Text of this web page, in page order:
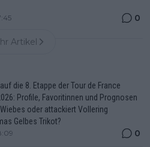
0
Artikel
die 8. Etappe der Tour de France
Profile, Favoritinnen und Prognosen
oder attackiert Vollering
Gelbes Trikot?
0